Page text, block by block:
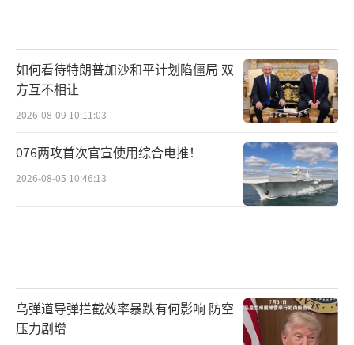
如何看待特朗普加沙和平计划陷僵局 双
方互不相让
2026-08-09 10:11:03
076两攻首次官宣使用综合电推！
2026-08-05 10:46:13
乌弹道导弹拦截效率暴跌有何影响 防空
压力剧增